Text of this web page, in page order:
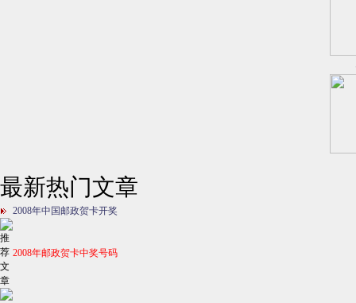
最新热门文章
2008年中国邮政贺卡开奖
2008年邮政贺卡中奖号码